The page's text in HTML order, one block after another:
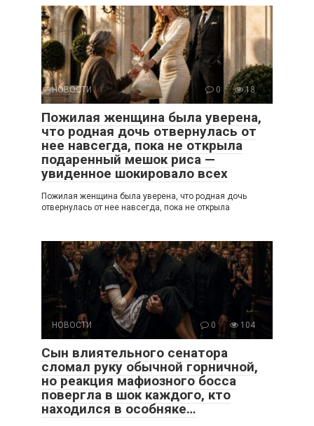
НОВОСТИ 0 18
Пожилая женщина была уверена,
что родная дочь отвернулась от
нее навсегда, пока не открыла
подаренный мешок риса —
увиденное шокировало всех
Пожилая женщина была уверена, что родная дочь
отвернулась от нее навсегда, пока не открыла
НОВОСТИ 0 104
Сын влиятельного сенатора
сломал руку обычной горничной,
но реакция мафиозного босса
повергла в шок каждого, кто
находился в особняке…